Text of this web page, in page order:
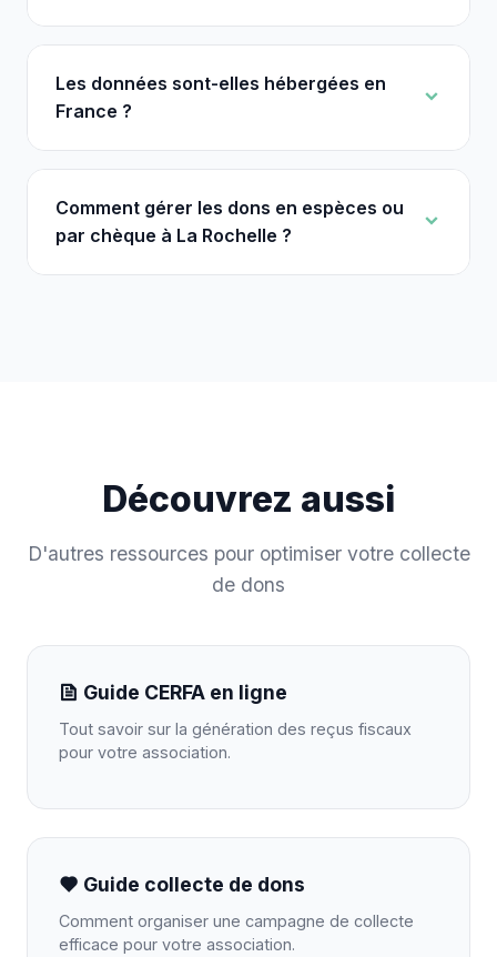
Les données sont-elles hébergées en
France ?
Comment gérer les dons en espèces ou
par chèque à La Rochelle ?
Découvrez aussi
D'autres ressources pour optimiser votre collecte
de dons
Guide CERFA en ligne
Tout savoir sur la génération des reçus fiscaux
pour votre association.
Guide collecte de dons
Comment organiser une campagne de collecte
efficace pour votre association.